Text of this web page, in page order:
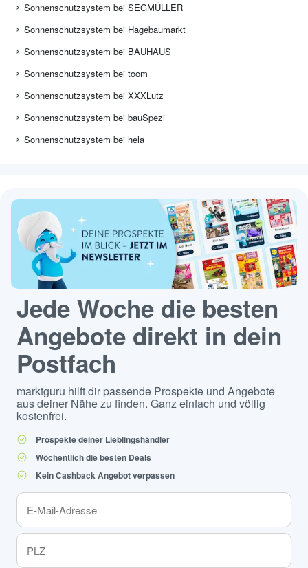
Sonnenschutzsystem bei SEGMÜLLER
Sonnenschutzsystem bei Hagebaumarkt
Sonnenschutzsystem bei BAUHAUS
Sonnenschutzsystem bei toom
Sonnenschutzsystem bei XXXLutz
Sonnenschutzsystem bei bauSpezi
Sonnenschutzsystem bei hela
Jede Woche die besten
Angebote direkt in dein
Postfach
marktguru hilft dir passende Prospekte und Angebote
aus deiner Nähe zu finden. Ganz einfach und völlig
kostenfrei.
Prospekte deiner Lieblingshändler
Wöchentlich die besten Deals
Kein Cashback Angebot verpassen